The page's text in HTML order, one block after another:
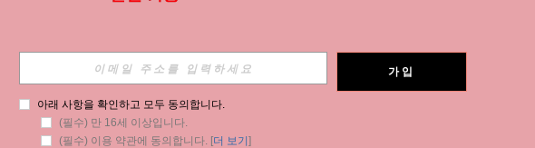
가입
아래 사항을 확인하고 모두 동의합니다.
(필수) 만 16세 이상입니다.
(필수) 이용 약관에 동의합니다. [더 보기 ]